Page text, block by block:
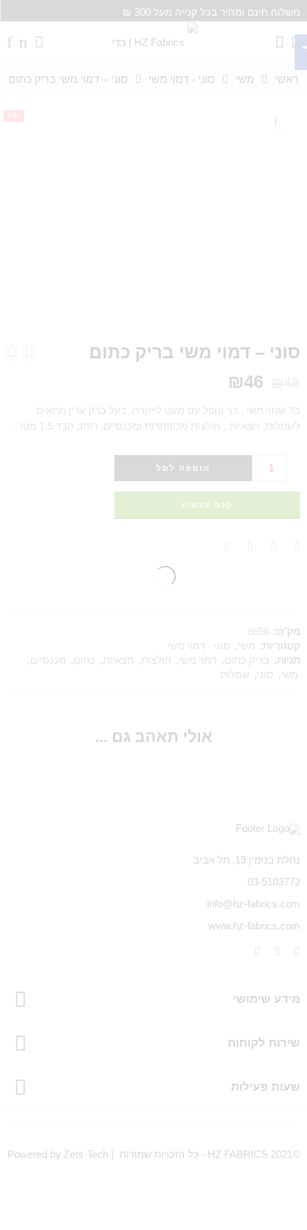
משלוח חינם ומהיר בכל קנייה מעל 300 ₪
ראשי משי סוני - דמוי משי סוני – דמוי משי בריק כתום
-5%
סוני – דמוי משי בריק כתום
₪46
בד שמוי משי , רך ונופל עם מעט לייקרה. בעל ברק עדין מתאים
לשמלות, חצאיות , חולצות מכופתרות ומכנסיים. רוחב הבד 1.5 מטר.
הוספה לסל
קנה עכשיו
מק"ט: 8656
קטגוריות: משי , סוני - דמוי משי
תגיות:
בריק כתום, דמוי משי , חולצות, חצאיות, כתום, מכנסיים,
משי , סוני , שמלות
אולי תאהב גם ...
נחלת בנימין 19, תל אביב
03-5103772
info@hz-fabrics.com
www.hz-fabrics.com
מידע שימושי
שירות לקוחות
שעות פעילות
©HZ FABRICS 2021 - כל הזכויות שמורות | Powered by Zets-Tech
נגישות